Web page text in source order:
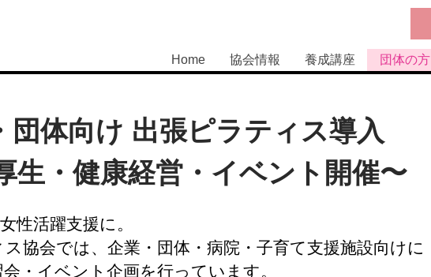
Home 協会情報 養成講座 団体の方
団体向け 出張ピラティス導入
生・健康経営・イベント開催〜
性活躍支援に。
協会では、企業・団体・病院・子育て支援施設向けに
・イベント企画を行っています。